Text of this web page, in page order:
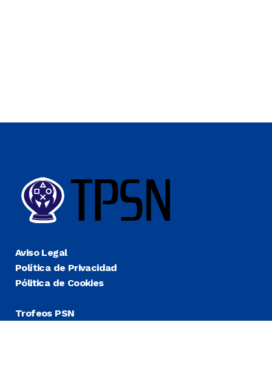
Aviso Legal
Política de Privacidad
Pólitica de Cookies
Trofeos PSN